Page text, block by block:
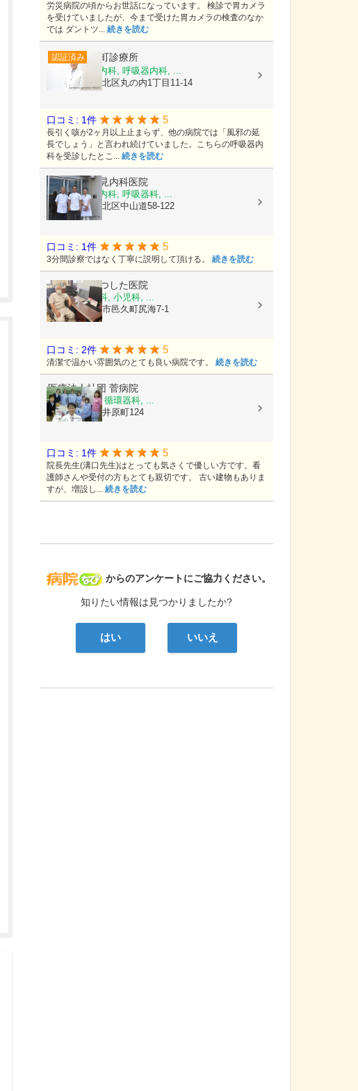
病院なび
からのアンケートにご協力ください。
知りたい情報は見つかりましたか?
はい いいえ
労災病院の頃からお世話になっています。 検診で胃カメラ
を受けていましたが、今まで受けた胃カメラの検査のなか
では ダントツ... 続きを読む
認証済み 表町診療所
内科, 糖尿病内科, 呼吸器内科, ...
岡山県岡山市北区丸の内1丁目11-14
口コミ: 1件 5
長引く咳が2ヶ月以上止まらず、他の病院では「風邪の延
長でしょう」と言われ続けていました。こちらの呼吸器内
科を受診したとこ... 続きを読む
医療法人寺見内科医院
内科, 糖尿病内科, 呼吸器科, ...
岡山県岡山市北区中山道58-122
口コミ: 1件 5
3分間診察ではなく丁寧に説明して頂ける。 続きを読む
医療法人 まつした医院
内科, 呼吸器科, 小児科, ...
岡山県瀬戸内市邑久町尻海7-1
口コミ: 2件 5
清潔で温かい雰囲気のとても良い病院です。 続きを読む
医療法人社団 菅病院
内科, 胃腸科, 循環器科, ...
岡山県井原市井原町124
口コミ: 1件 5
院長先生(溝口先生)はとっても気さくで優しい方です。看
護師さんや受付の方もとても親切です。 古い建物もありま
すが、増設し... 続きを読む